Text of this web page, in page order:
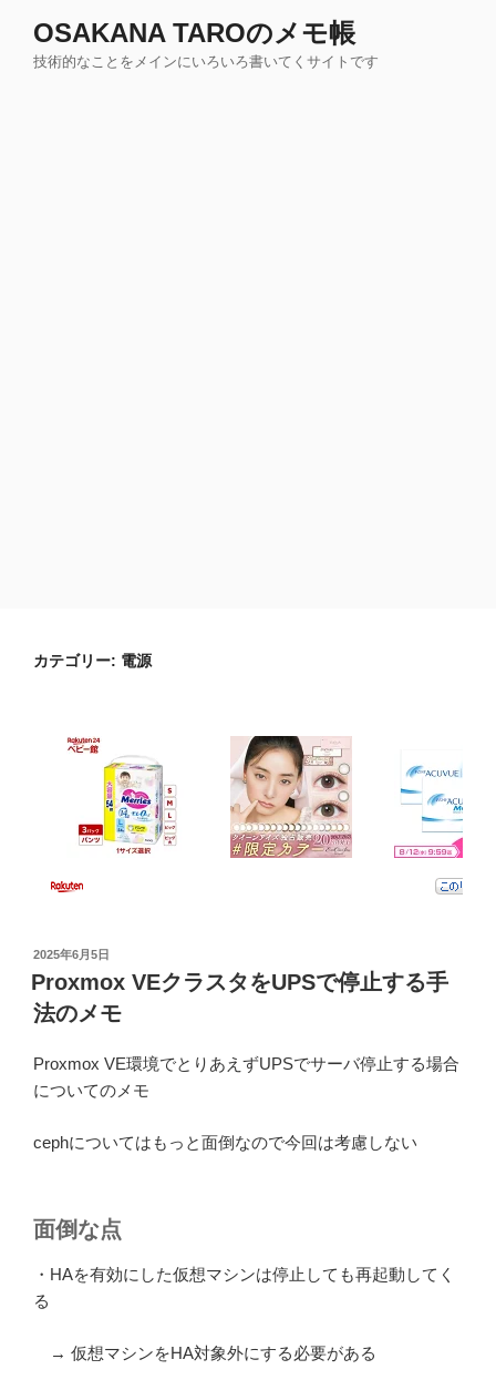
OSAKANA TAROのメモ帳
技術的なことをメインにいろいろ書いてくサイトです
カテゴリー: 電源
投
稿
日:
2025年6月5日
Proxmox VEクラスタをUPSで停止する手
法のメモ
Proxmox VE環境でとりあえずUPSでサーバ停止する場合
についてのメモ
cephについてはもっと面倒なので今回は考慮しない
面倒な点
・HAを有効にした仮想マシンは停止しても再起動してく
る
→ 仮想マシンをHA対象外にする必要がある